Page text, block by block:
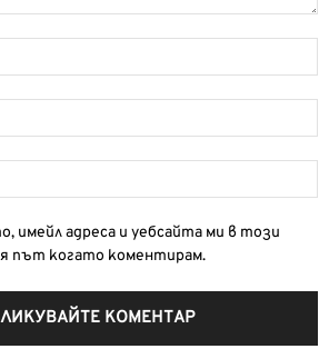
имейл адреса и уебсайта ми в този
път когато коментирам.